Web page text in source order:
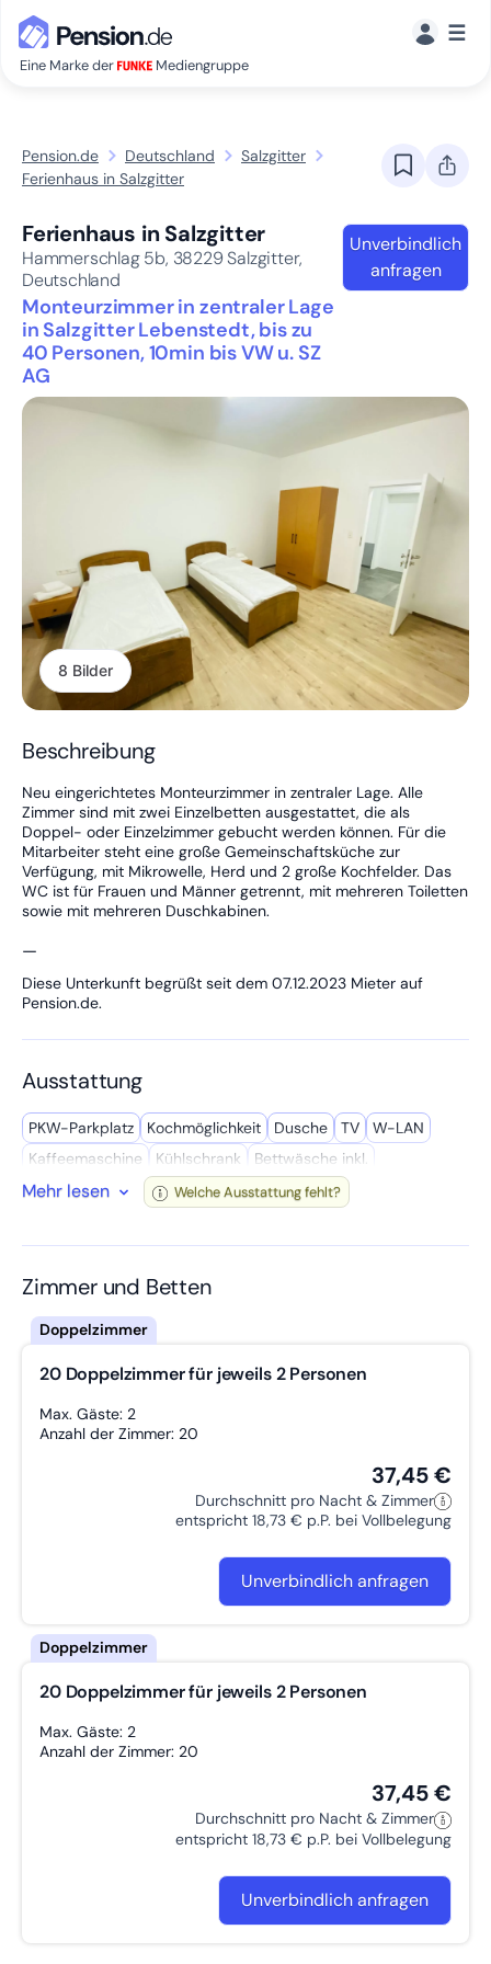
Eine Marke der Mediengruppe
☰
Pension.de Deutschland
Salzgitter
Ferienhaus in Salzgitter
Ferienhaus in Salzgitter
Hammerschlag 5b, 38229Salzgitter,
Deutschland
Monteurzimmer in zentraler Lage
in Salzgitter Lebenstedt, bis zu
40 Personen, 10min bis VW u. SZ
AG
Unverbindlich
anfragen
8 Bilder
Beschreibung
Neu eingerichtetes Monteurzimmer in zentraler Lage. Alle
Zimmer sind mit zwei Einzelbetten ausgestattet, die als
Doppel- oder Einzelzimmer gebucht werden können. Für die
Mitarbeiter steht eine große Gemeinschaftsküche zur
Verfügung, mit Mikrowelle, Herd und 2 große Kochfelder. Das
WC ist für Frauen und Männer getrennt, mit mehreren Toiletten
sowie mit mehreren Duschkabinen.
—
Diese Unterkunft begrüßt seit dem 07.12.2023 Mieter auf
Pension.de.
Ausstattung
PKW-Parkplatz Kochmöglich­keit Dusche TV
W-LAN
Kaffee­maschine
Kühl­schrank
Bettwäsche inkl.
Gemeinschafts­bad
Wasserkocher Spül­maschine
Mikro­welle
Wasch­maschine Geschäfte in der Nähe
Mehr lesen Welche Ausstattung fehlt?
Zimmer und Betten
20 Doppelzimmer für jeweils 2 Personen
Max. Gäste: 2
Anzahl der Zimmer: 20
37,45 €
Durchschnitt pro Nacht & Zimmer
entspricht 18,73 € p.P. bei Vollbelegung
Unverbindlich anfragen
20 Doppelzimmer für jeweils 2 Personen
Max. Gäste: 2
Anzahl der Zimmer: 20
37,45 €
Durchschnitt pro Nacht & Zimmer
entspricht 18,73 € p.P. bei Vollbelegung
Unverbindlich anfragen